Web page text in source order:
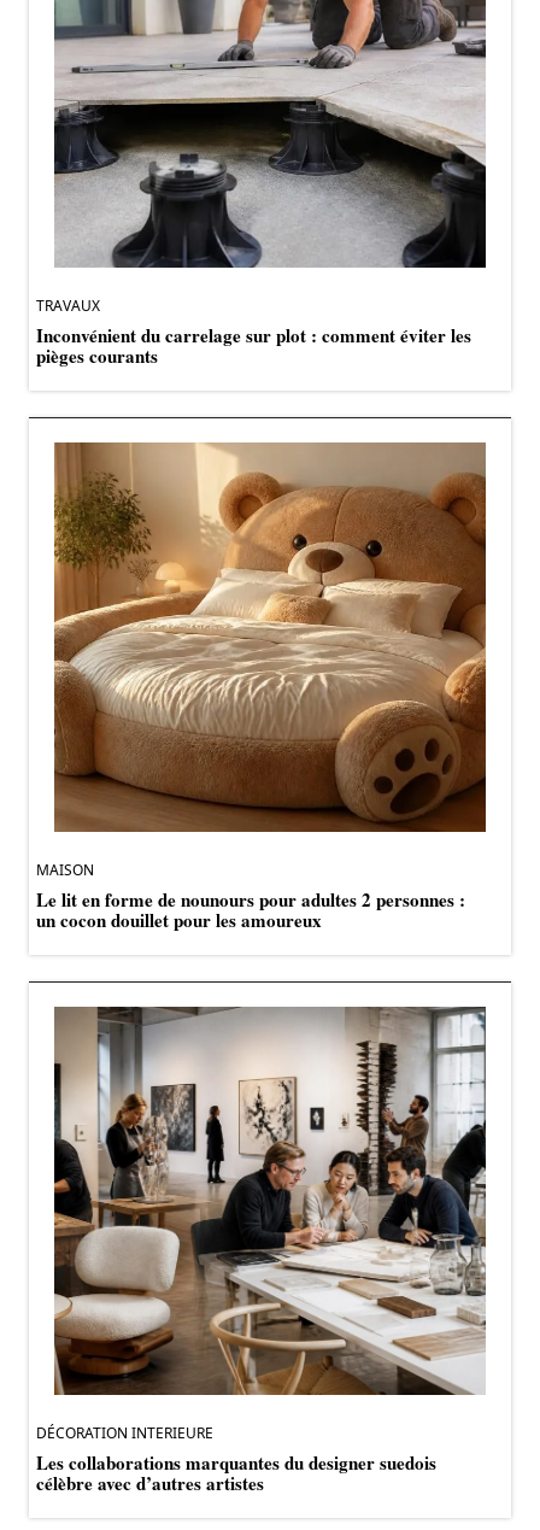
TRAVAUX
Inconvénient du carrelage sur plot : comment éviter les
pièges courants
MAISON
Le lit en forme de nounours pour adultes 2 personnes :
un cocon douillet pour les amoureux
DÉCORATION INTERIEURE
Les collaborations marquantes du designer suedois
célèbre avec d’autres artistes